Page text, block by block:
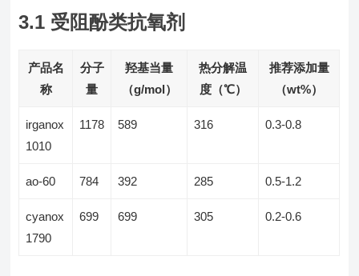
3.1 受阻酚类抗氧剂
产品名
称
分子
量
羟基当量
（g/mol）
热分解温
度（℃）
推荐添加量
（wt%）
irganox
1010
1178 589 316 0.3-0.8
ao-60 784 392 285 0.5-1.2
cyanox
1790
699 699 305 0.2-0.6